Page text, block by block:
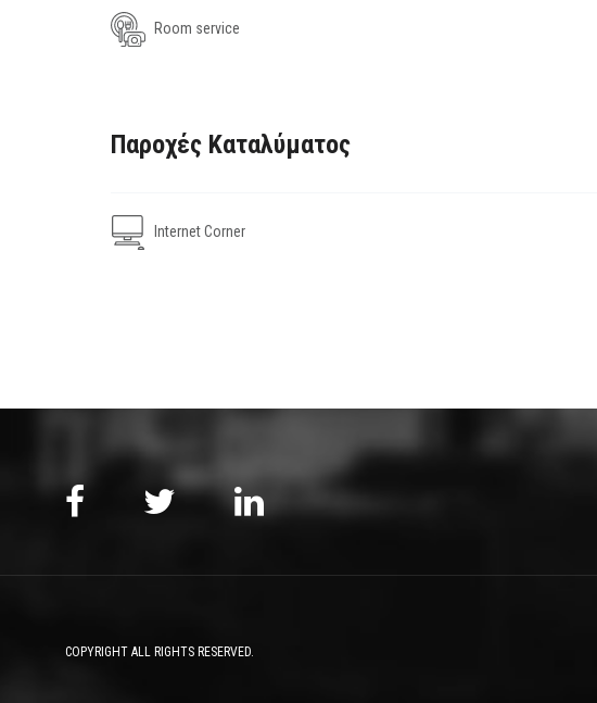
Room service
Παροχές Καταλύματος
Internet Corner
COPYRIGHT ALL RIGHTS RESERVED.